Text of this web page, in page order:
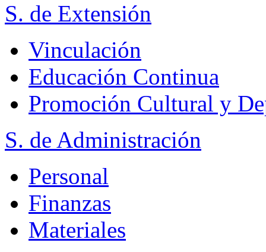
S. de Extensión
Vinculación
Educación Continua
Promoción Cultural y
S. de Administración
Personal
Finanzas
Materiales